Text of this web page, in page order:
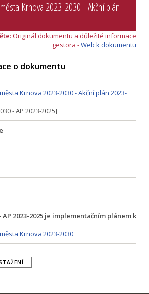
Krnova 2023-2030 - Akční plán
Originál dokumentu a důležité informace
gestora -Web k dokumentu
o dokumentu
Krnova 2023-2030 - Akční plán 2023-
- AP 2023-2025]
AP 2023-2025 je implementačním plánem k
Krnova 2023-2030